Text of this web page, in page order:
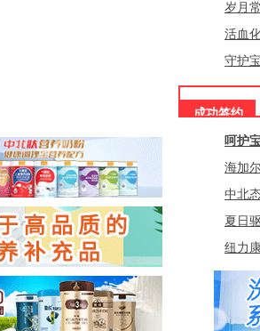
恭喜张先生成为班兰喜营养品代理商，祝生意兴隆！！
膳...
岁月
养...
活血
守护
生...
成功签约
呵护
放...
海加
健...
中北
骨...
夏日
修...
纽力
健...